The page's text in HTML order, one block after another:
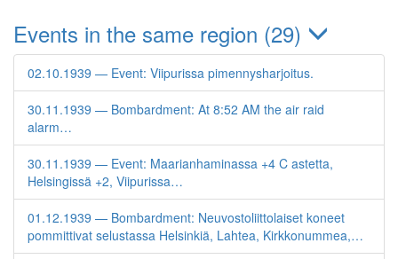
Events in the same region (29)
02.10.1939 — Event: Viipurissa pimennysharjoitus.
30.11.1939 — Bombardment: At 8:52 AM the air raid
alarm…
30.11.1939 — Event: Maarianhaminassa +4 C astetta,
Helsingissä +2, Viipurissa…
01.12.1939 — Bombardment: Neuvostoliittolaiset koneet
pommittivat selustassa Helsinkiä, Lahtea, Kirkkonummea,…